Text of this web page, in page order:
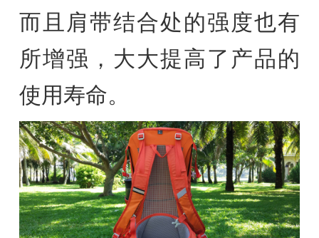
而且肩带结合处的强度也有
所增强，大大提高了产品的
使用寿命。